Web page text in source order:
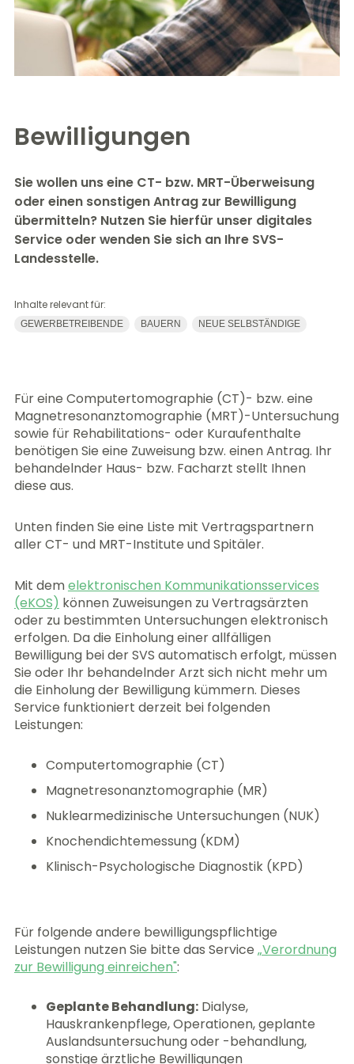
Bewilligungen
Sie wollen uns eine CT- bzw. MRT-Überweisung
oder einen sonstigen Antrag zur Bewilligung
übermitteln? Nutzen Sie hierfür unser digitales
Service oder wenden Sie sich an Ihre SVS-
Landesstelle.
Inhalte relevant für:
GEWERBETREIBENDE BAUERN NEUE SELBSTÄNDIGE
Für eine Computertomographie (CT)- bzw. eine
Magnetresonanztomographie (MRT)-Untersuchung
sowie für Rehabilitations- oder Kuraufenthalte
benötigen Sie eine Zuweisung bzw. einen Antrag. Ihr
behandelnder Haus- bzw. Facharzt stellt Ihnen
diese aus.
Unten finden Sie eine Liste mit Vertragspartnern
aller CT- und MRT-Institute und Spitäler.
Mit demelektronischen Kommunikationsservices
(eKOS) können Zuweisungen zu Vertragsärzten
oder zu bestimmten Untersuchungen elektronisch
erfolgen. Da die Einholung einer allfälligen
Bewilligung bei der SVS automatisch erfolgt, müssen
Sie oder Ihr behandelnder Arzt sich nicht mehr um
die Einholung der Bewilligung kümmern. Dieses
Service funktioniert derzeit bei folgenden
Leistungen:
Computertomographie (CT)
Magnetresonanztomographie (MR)
Nuklearmedizinische Untersuchungen (NUK)
Knochendichtemessung (KDM)
Klinisch-Psychologische Diagnostik (KPD)
Für folgende andere bewilligungspflichtige
Leistungen nutzen Sie bitte das Service „Verordnung
zur Bewilligung einreichen":
Geplante Behandlung:Dialyse,
Hauskrankenpflege, Operationen, geplante
Auslandsuntersuchung oder -behandlung,
sonstige ärztliche Bewilligungen